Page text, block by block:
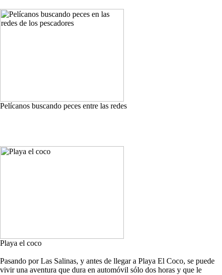
Pelícanos buscando peces entre las redes
Playa el coco
Pasando por Las Salinas, y antes de llegar a Playa El Coco, se puede
vivir una aventura que dura en automóvil sólo dos horas y que le